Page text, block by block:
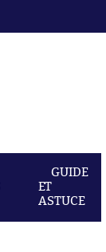
GUIDE
ET
ASTUCE